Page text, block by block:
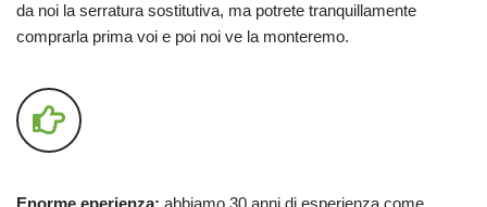
da noi la serratura sostitutiva, ma potrete tranquillamente
comprarla prima voi e poi noi ve la monteremo.